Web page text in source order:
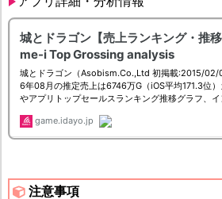
注意事項